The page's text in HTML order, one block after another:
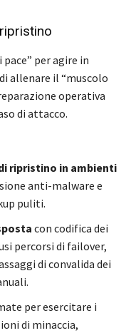
per agire in
allenare il “muscolo
operativa
di attacco.
ripristino in ambienti
anti-malware e
puliti.
con codifica dei
percorsi di failover,
di convalida dei
per esercitare i
di minaccia,